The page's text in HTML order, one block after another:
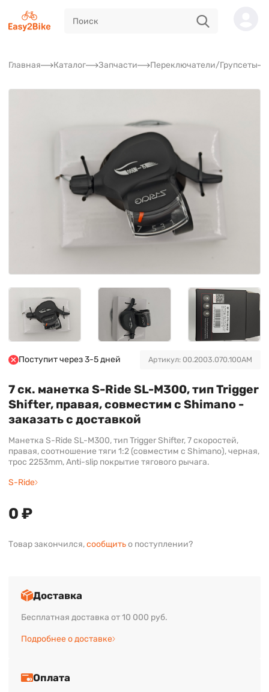
Главная Каталог Запчасти Переключатели/Групсеты
Поступит через 3-5 дней Артикул: 00.2003.070.100AM
7 ск. манетка S-Ride SL-M300, тип Trigger
Shifter, правая, совместим с Shimano -
заказать с доставкой
Манетка S-Ride SL-M300, тип Trigger Shifter, 7 скоростей,
правая, соотношение тяги 1:2 (совместим с Shimano), черная,
трос 2253mm, Anti-slip покрытие тягового рычага.
S-Ride
0 ₽
Товар закончился,сообщитьо поступлении?
Доставка
Бесплатная доставка от 10 000 руб.
Подробнее о доставке
Оплата